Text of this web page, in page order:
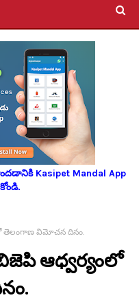
Kasipet Mandal App
తెలంగాణ విమోచన దినం.
ఆధ్వర్యంలో